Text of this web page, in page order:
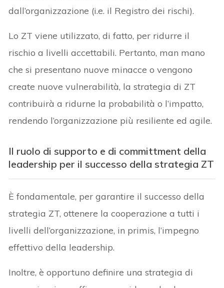
dall’organizzazione (i.e. il Registro dei rischi).
Lo ZT viene utilizzato, di fatto, per ridurre il
rischio a livelli accettabili. Pertanto, man mano
che si presentano nuove minacce o vengono
create nuove vulnerabilità, la strategia di ZT
contribuirà a ridurne la probabilità o l’impatto,
rendendo l’organizzazione più resiliente ed agile.
Il ruolo di supporto e di committment della
leadership per il successo della strategia ZT
È fondamentale, per garantire il successo della
strategia ZT, ottenere la cooperazione a tutti i
livelli dell’organizzazione, in primis, l’impegno
effettivo della leadership.
Inoltre, è opportuno definire una strategia di